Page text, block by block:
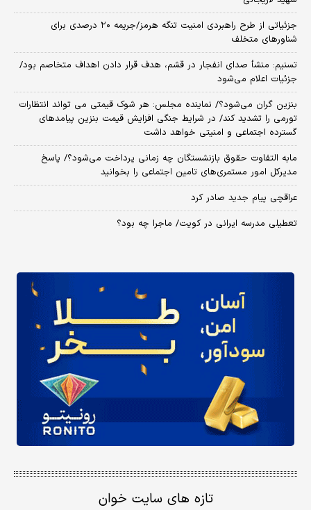
جزئیاتی از طرح راهبردی امنیت تنگه هرمز/جریمه ۲۰ درصدی برای
شناورهای متخلف
تسنیم: منشأ صدای انفجار در قشم، هدف قرار دادن اهداف متخاصم بود/
جزئیات اعلام می‌شود
بنزین گران می‌شود؟/ نماینده مجلس: هر شوک قیمتی می تواند انتظارات
تورمی را تشدید کند/ در شرایط جنگی افزایش قیمت بنزین پیامدهای
گسترده اجتماعی و امنیتی خواهد داشت
مابه التفاوت حقوق بازنشستگان چه زمانی پرداخت می‌شود؟/ پاسخ
مدیرکل امور مستمری‌های تامین اجتماعی را بخوانید
عراقچی پیام جدید صادر کرد
تعطیلی مدرسه ایرانی در کویت/ ماجرا چه بود؟
تازه های سایت خوان